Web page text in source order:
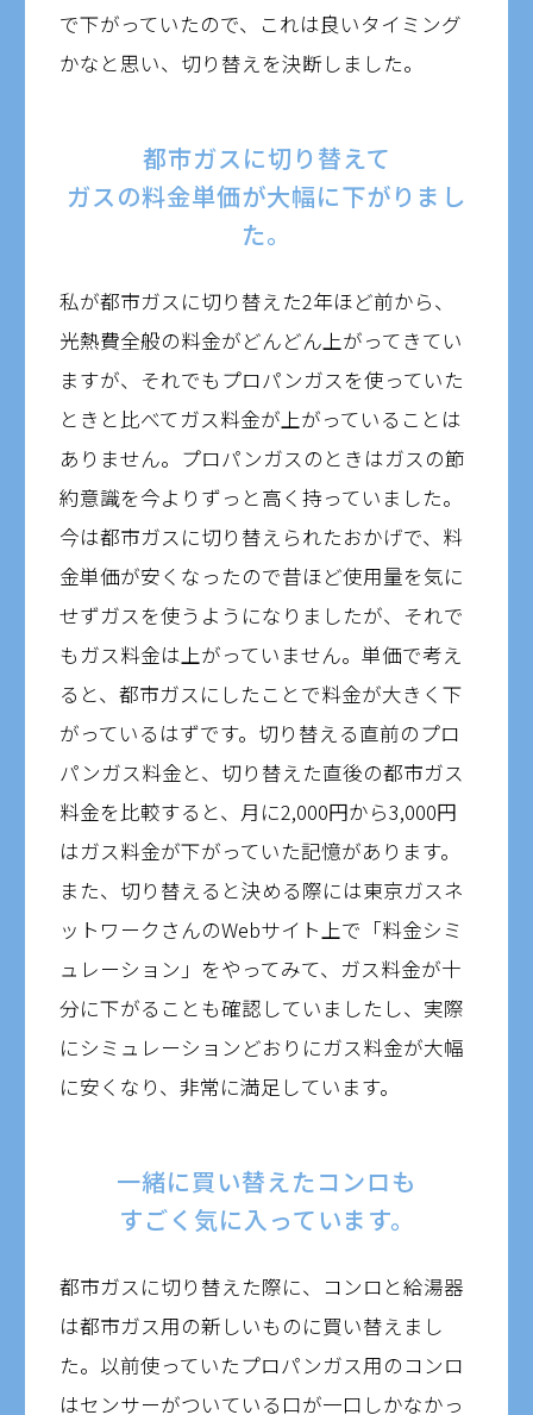
で下がっていたので、これは良いタイミング
かなと思い、切り替えを決断しました。
都市ガスに切り替えて
ガスの料金単価が大幅に下がりまし
た。
私が都市ガスに切り替えた2年ほど前から、
光熱費全般の料金がどんどん上がってきてい
ますが、それでもプロパンガスを使っていた
ときと比べてガス料金が上がっていることは
ありません。プロパンガスのときはガスの節
約意識を今よりずっと高く持っていました。
今は都市ガスに切り替えられたおかげで、料
金単価が安くなったので昔ほど使用量を気に
せずガスを使うようになりましたが、それで
もガス料金は上がっていません。単価で考え
ると、都市ガスにしたことで料金が大きく下
がっているはずです。切り替える直前のプロ
パンガス料金と、切り替えた直後の都市ガス
料金を比較すると、月に2,000円から3,000円
はガス料金が下がっていた記憶があります。
また、切り替えると決める際には東京ガスネ
ットワークさんのWebサイト上で「料金シミ
ュレーション」をやってみて、ガス料金が十
分に下がることも確認していましたし、実際
にシミュレーションどおりにガス料金が大幅
に安くなり、非常に満足しています。
一緒に買い替えたコンロも
すごく気に入っています。
都市ガスに切り替えた際に、コンロと給湯器
は都市ガス用の新しいものに買い替えまし
た。以前使っていたプロパンガス用のコンロ
はセンサーがついている口が一口しかなかっ